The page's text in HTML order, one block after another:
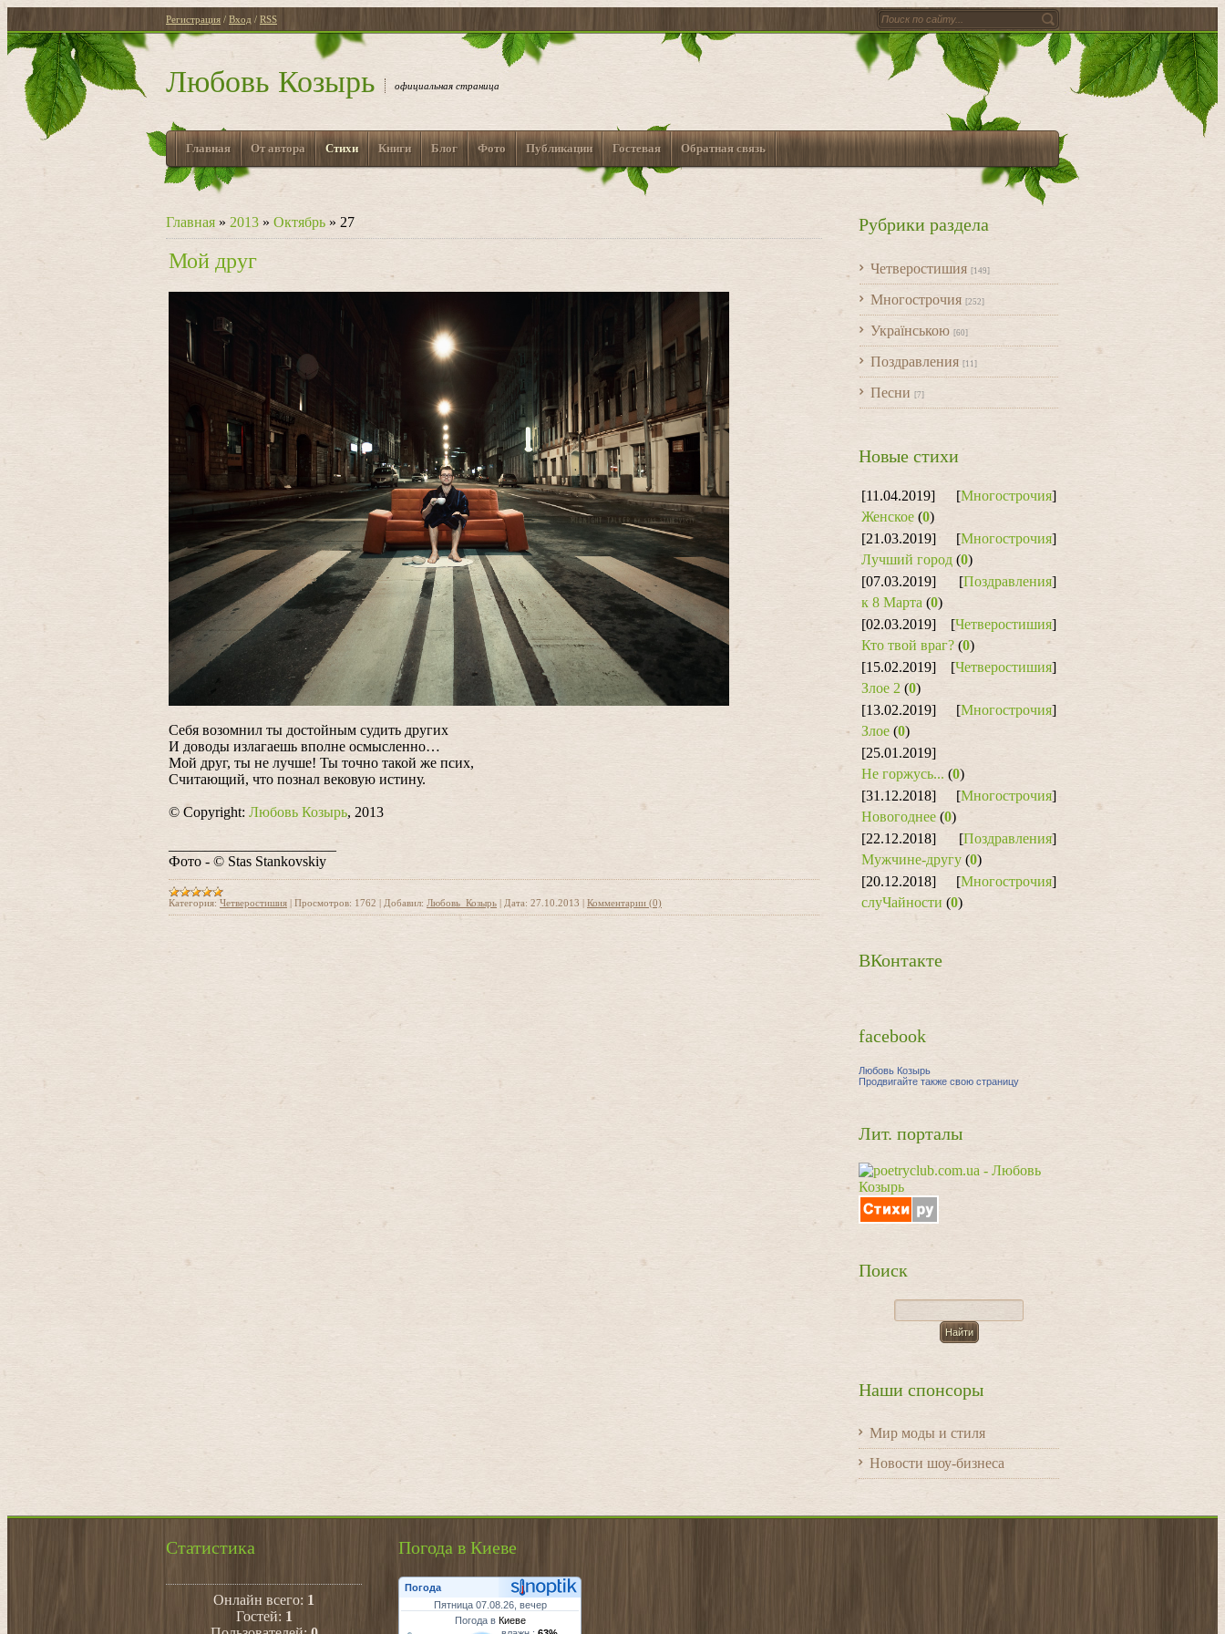
Регистрация / Вход / RSS
Любовь Козырь официальная страница
Главная От автора Стихи Книги Блог Фото Публикации Гостевая Обратная связь
Главная » 2013 » Октябрь » 27
Мой друг
Себя возомнил ты достойным судить других
И доводы излагаешь вполне осмысленно…
Мой друг, ты не лучше! Ты точно такой же псих,
Считающий, что познал вековую истину.
© Copyright: Любовь Козырь, 2013
Фото - © Stas Stankovskiy
Категория: Четверостишия | Просмотров: 1762 | Добавил: Любовь_Козырь | Дата: 27.10.2013 | Комментарии (0)
Рубрики раздела
Четверостишия [149]
Многострочия [252]
Українською [60]
Поздравления [11]
Песни [7]
Новые стихи
[11.04.2019] [Многострочия]
Женское (0)
[21.03.2019]
[Многострочия]
Лучший город (0)
[07.03.2019]
[Поздравления]
к 8 Марта (0)
[02.03.2019]
[Четверостишия]
Кто твой враг? (0)
[15.02.2019]
[Четверостишия]
Злое 2 (0)
[13.02.2019]
[Многострочия]
Злое (0)
[25.01.2019]
Не горжусь... (0)
[31.12.2018]
[Многострочия]
Новогоднее (0)
[22.12.2018]
[Поздравления]
Мужчине-другу (0)
[20.12.2018]
[Многострочия]
слуЧайности (0)
ВКонтакте
facebook
Любовь Козырь
Продвигайте также свою страницу
Лит. порталы
Поиск
Наши спонсоры
Мир моды и стиля
Новости шоу-бизнеса
Статистика
Онлайн всего: 1
Гостей: 1
Погода в Киеве
Погода
Пятница 07.08.26, вечер
Погода в Киеве